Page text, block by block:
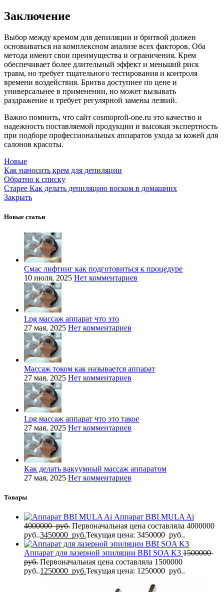
Заключение
Выбор между кремом для депиляции и бритвой должен
основываться на комплексном анализе всех факторов. Оба
метода имеют свои преимущества и ограничения. Крем
обеспечивает более длительный эффект и меньший риск
травм, но требует тщательного тестирования и контроля
времени воздействия. Бритва доступнее по цене и
универсальнее в применении, но может вызывать
раздражение и требует регулярной замены лезвий.
Важно помнить, что сайт cosmoprofi-one.ru это качество и
надежность поставляемой продукции и высокая экспертность
при подборе профессиональных аппаратов ухода за кожей для
салонов красоты.
Новые
Как наносить крем для депиляции
Обратно к списку
Старее Как делать депиляцию воском в домашних
Закрыть
Новые статьи
Смас лифтинг как подготовиться к процедуре
10 июля, 2025 Нет комментариев
Lpg массаж аппарат что это
27 мая, 2025 Нет комментариев
Массаж током как называется аппарат
27 мая, 2025 Нет комментариев
Lpg массаж аппарат что это такое
27 мая, 2025 Нет комментариев
Как делать вакуумный массаж аппаратом
27 мая, 2025 Нет комментариев
Товары
Аппарат BBI MULA Ai
4000000руб. Первоначальная цена составляла 4000000
руб..3450000 руб.Текущая цена: 3450000 руб..
Аппарат для лазерной эпиляции BBI SOA K3 1500000
руб. Первоначальная цена составляла 1500000
руб..1250000 руб.Текущая цена: 1250000 руб..